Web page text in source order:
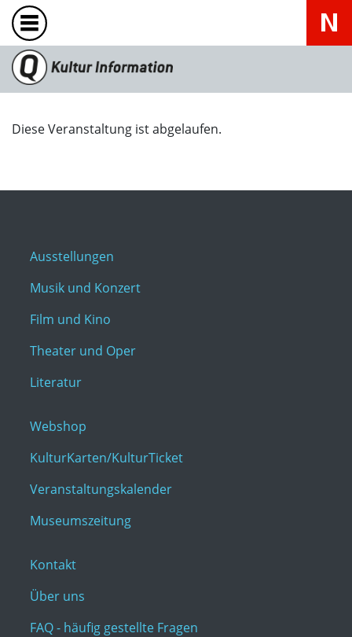
Diese Veranstaltung ist abgelaufen.
Ausstellungen
Musik und Konzert
Film und Kino
Theater und Oper
Literatur
Webshop
KulturKarten/KulturTicket
Veranstaltungskalender
Museumszeitung
Kontakt
Über uns
FAQ - häufig gestellte Fragen